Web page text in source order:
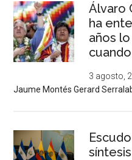
Álvaro
ha
años
3 agosto,
Jaume Montés Gerard